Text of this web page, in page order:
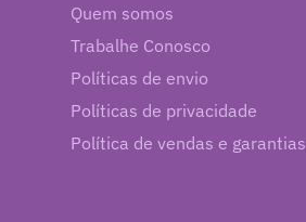
Quem somos
Trabalhe Conosco
Políticas de envio
Políticas de privacidade
Política de vendas e garantias